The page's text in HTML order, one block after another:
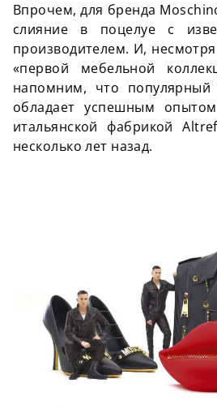
Впрочем, для бренда
слияние в поцелуе с
производителем. И,
«первой мебельной
напомним, что
обладает успешным
итальянской фабрикой
несколько лет назад.